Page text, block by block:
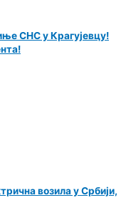
СНС у Крагујевцу!
возила у Србији,